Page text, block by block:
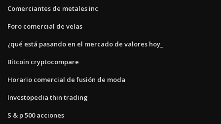
Comerciantes de metales inc
Foro comercial de velas
¿qué está pasando en el mercado de valores hoy_
Bitcoin cryptocompare
Horario comercial de fusión de moda
Investopedia thin trading
S & p 500 acciones